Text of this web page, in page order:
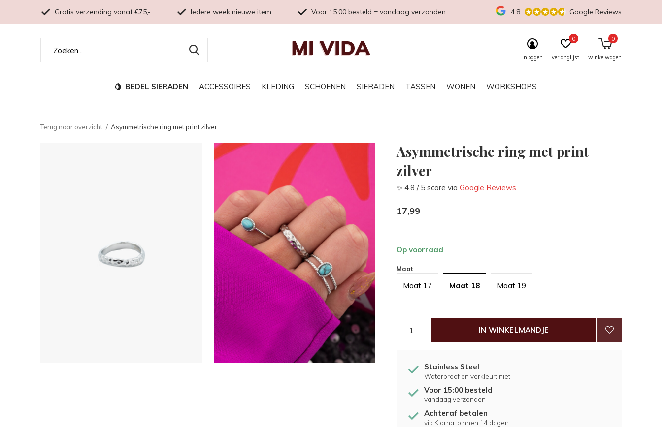
BEDEL SIERADEN ACCESSOIRES KLEDING SCHOENEN SIERADEN TASSEN WONEN WORKSHOPS
inloggen verlanglijst
0
winkelwagen
0
Gratis verzending vanaf €75,- Iedere week nieuwe item Voor 15:00 besteld = vandaag verzonden 4.8 Google Reviews
Terug naar overzicht Asymmetrische ring met print zilver
Asymmetrische ring met print
zilver
✨ 4.8 / 5 score via Google Reviews
17,99
Op voorraad
Maat
Maat 17 Maat 18 Maat 19
IN WINKELMANDJE
Stainless Steel
Waterproof en verkleurt niet
Voor 15:00 besteld
vandaag verzonden
Achteraf betalen
via Klarna, binnen 14 dagen